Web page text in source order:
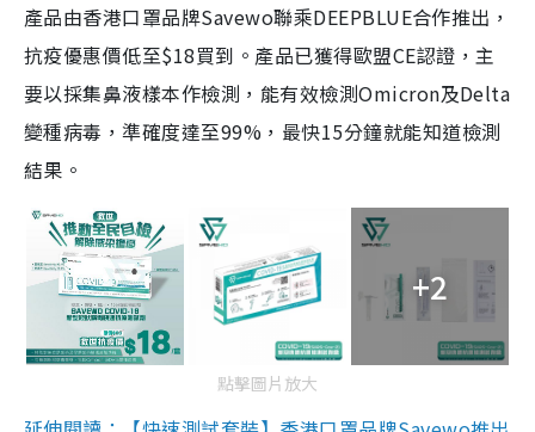
產品由香港口罩品牌Savewo聯乘DEEPBLUE合作推出，
抗疫優惠價低至$18買到。產品已獲得歐盟CE認證，主
要以採集鼻液樣本作檢測，能有效檢測Omicron及Delta
變種病毒，準確度達至99%，最快15分鐘就能知道檢測
結果。
+2
點擊圖片放大